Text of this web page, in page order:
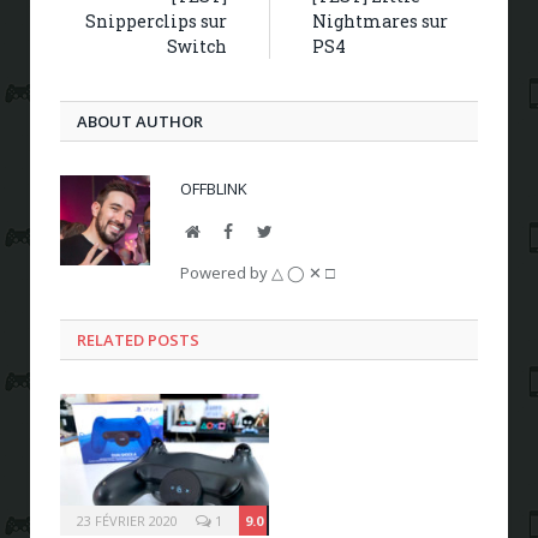
Snipperclips sur
Switch
Nightmares sur
PS4
ABOUT AUTHOR
OFFBLINK
WebsiteFacebookTwitter
Powered by △ ◯ ✕ □
RELATED POSTS
23 FÉVRIER 2020 9.0
1